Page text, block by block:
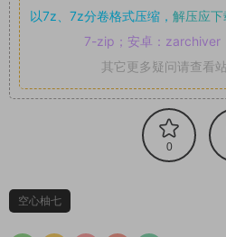
以7z、7z分卷格式压缩， 解压应下
7-zip；安卓：zarchiver
其它更多疑问请查看
0
空心柚七